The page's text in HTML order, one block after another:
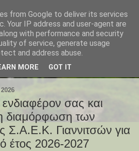
σας και
διαμόρφωση των
Σ.Α.Ε.Κ. Γιαννιτσών για
έτος 2026-2027
from Google to deliver its services
Your IP address and user-agent are
with performance and security
of service, generate usage
and address abuse.
MORE GOT IT